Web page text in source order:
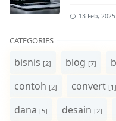
13 Feb, 2025
CATEGORIES
bisnis [2] blog [7]
contoh [2] convert [1]
dana [5] desain [2]